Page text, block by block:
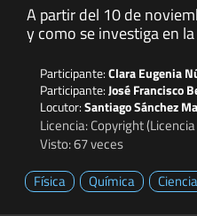
A partir del 10 de
y como se investiga en
Participante:Clara Eugenia
Participante:José Francisco
Locutor:Santiago Sánchez
Licencia: Copyright
Visto: 67 veces
Física
Química